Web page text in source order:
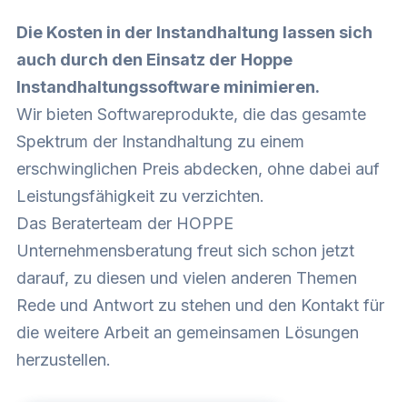
Die Kosten in der Instandhaltung lassen sich
auch durch den Einsatz der Hoppe
Instandhaltungssoftware minimieren.
Wir bieten Softwareprodukte, die das gesamte
Spektrum der Instandhaltung zu einem
erschwinglichen Preis abdecken, ohne dabei auf
Leistungsfähigkeit zu verzichten.
Das Beraterteam der HOPPE
Unternehmensberatung freut sich schon jetzt
darauf, zu diesen und vielen anderen Themen
Rede und Antwort zu stehen und den Kontakt für
die weitere Arbeit an gemeinsamen Lösungen
herzustellen.